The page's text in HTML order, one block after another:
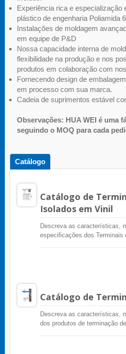
Experiência rica e especialização
plástico de engenharia Poliamida
Instalações de moldagem
em equipe de P&D
Nossa capacidade interna de
flexibilidade na produção e nos
produtos em colaboração com
Fornecendo design de
em processo com sua marca.
Cadeia de suprimentos estável
Observações: HUA WEI é uma
seguindo o MOQ para cada
Catálogo
Catálogo de
Isolados em Vinil
Descreva as características,
especificações dos Terminais
Catálogo de
Descreva as características,
dos produtos de terminação